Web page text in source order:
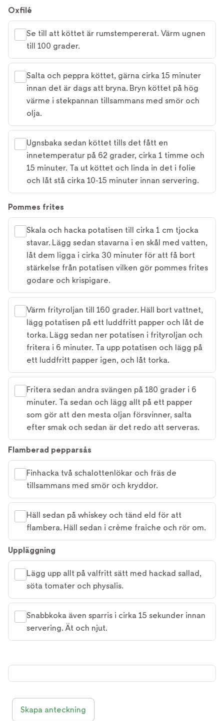
Oxfilé
Se till att köttet är rumstempererat. Värm ugnen
till 100 grader.
Salta och peppra köttet, gärna cirka 15 minuter
innan det är dags att bryna. Bryn köttet på hög
värme i stekpannan tillsammans med smör och
olja.
Ugnsbaka sedan köttet tills det fått en
innetemperatur på 62 grader, cirka 1 timme och
15 minuter. Ta ut köttet och linda in det i folie
och låt stå cirka 10-15 minuter innan servering.
Pommes frites
Skala och hacka potatisen till cirka 1 cm tjocka
stavar. Lägg sedan stavarna i en skål med vatten,
låt dem ligga i cirka 30 minuter för att få bort
stärkelse från potatisen vilken gör pommes frites
godare och krispigare.
Värm frityroljan till 160 grader. Häll bort vattnet,
lägg potatisen på ett luddfritt papper och låt de
torka. Lägg sedan ner potatisen i frityroljan och
fritera i 6 minuter. Ta upp potatisen och lägg på
ett luddfritt papper igen, och låt torka.
Fritera sedan andra svängen på 180 grader i 6
minuter. Ta sedan och lägg allt på ett papper
som gör att den mesta oljan försvinner, salta
efter smak och sedan är det redo att serveras.
Flamberad pepparsås
Finhacka två schalottenlökar och fräs de
tillsammans med smör och kryddor.
Häll sedan på whiskey och tänd eld för att
flambera. Häll sedan i crème fraiche och rör om.
Uppläggning
Lägg upp allt på valfritt sätt med hackad sallad,
söta tomater och physalis.
Snabbkoka även sparris i cirka 15 sekunder innan
servering. Ät och njut.
Skapa anteckning